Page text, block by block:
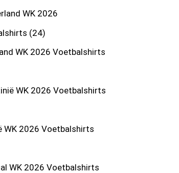
WK 2026
24
WK 2026 Voetbalshirts
WK 2026 Voetbalshirts
WK 2026 Voetbalshirts
WK 2026 Voetbalshirts